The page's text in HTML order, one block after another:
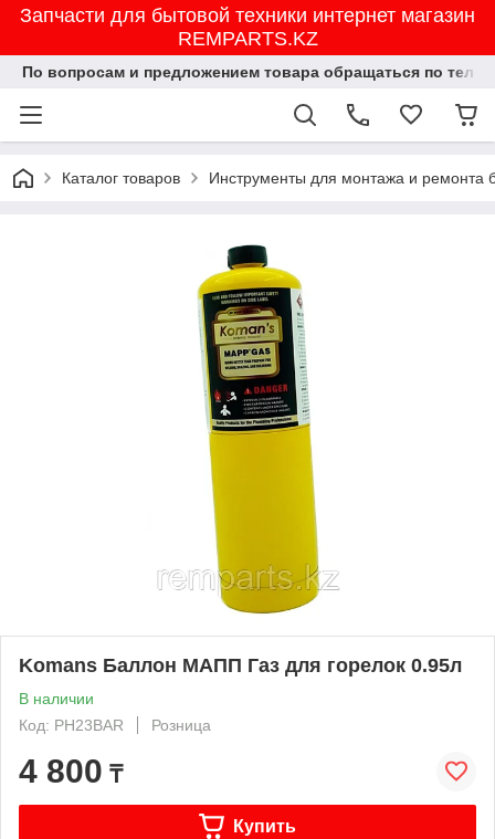
Запчасти для бытовой техники интернет магазин
REMPARTS.KZ
По вопросам и предложением товара обращаться по
Каталог товаров Инструменты для монтажа и ремонта
Komans Баллон МАПП Газ для горелок 0.95л
В наличии
Код: PH23BAR
Розница
4 800 ₸
Купить